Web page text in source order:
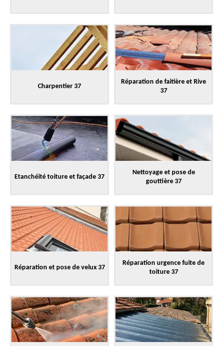
Charpentier 37
Réparation de faitière et Rive
37
Etanchéité toiture et façade 37
Nettoyage et pose de
gouttière 37
Réparation et pose de velux 37
Réparation urgence fuite de
toiture 37